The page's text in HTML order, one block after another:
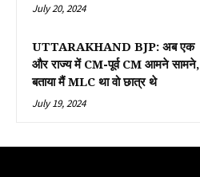
July 20, 2024
UTTARAKHAND BJP: अब एक
और राज्य में CM-पूर्व CM आमने सामने,
बताया मैं MLC था वो छात्र थे
July 19, 2024